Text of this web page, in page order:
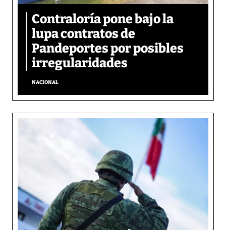
Contraloría pone bajo la
lupa contratos de
Pandeportes por posibles
irregularidades
NACIONAL